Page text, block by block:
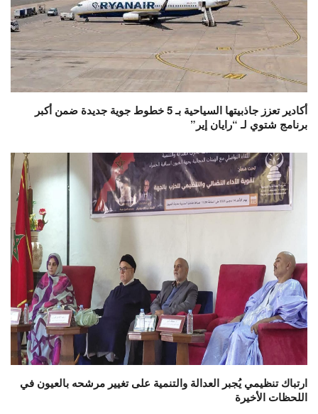
أكادير تعزز جاذبيتها السياحية بـ 5 خطوط جوية جديدة ضمن أكبر
برنامج شتوي لـ “رايان إير”
ارتباك تنظيمي يُجبر العدالة والتنمية على تغيير مرشحه بالعيون في
اللحظات الأخيرة